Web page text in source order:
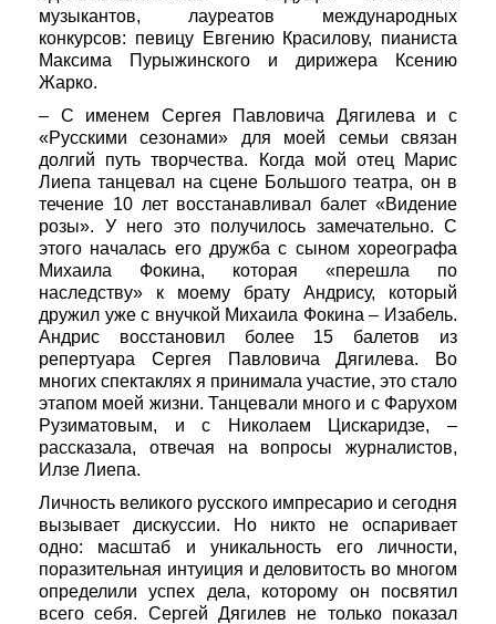
музыкантов, лауреатов международных
конкурсов: певицу Евгению Красилову, пианиста
Максима Пурыжинского и дирижера Ксению
Жарко.
– С именем Сергея Павловича Дягилева и с
«Русскими сезонами» для моей семьи связан
долгий путь творчества. Когда мой отец Марис
Лиепа танцевал на сцене Большого театра, он в
течение 10 лет восстанавливал балет «Видение
розы». У него это получилось замечательно. С
этого началась его дружба с сыном хореографа
Михаила Фокина, которая «перешла по
наследству» к моему брату Андрису, который
дружил уже с внучкой Михаила Фокина – Изабель.
Андрис восстановил более 15 балетов из
репертуара Сергея Павловича Дягилева. Во
многих спектаклях я принимала участие, это стало
этапом моей жизни. Танцевали много и с Фарухом
Рузиматовым, и с Николаем Цискаридзе, –
рассказала, отвечая на вопросы журналистов,
Илзе Лиепа.
Личность великого русского импресарио и сегодня
вызывает дискуссии. Но никто не оспаривает
одно: масштаб и уникальность его личности,
поразительная интуиция и деловитость во многом
определили успех дела, которому он посвятил
всего себя. Сергей Дягилев не только показал